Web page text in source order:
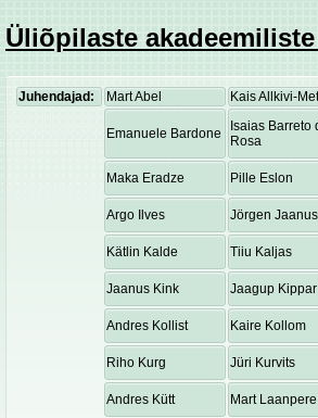
Üliõpilaste
Juhendajad: Mart Abel Kais Allkivi-
Emanuele Bardone
Isaias Barreto
Rosa
Maka Eradze Pille Eslon
Argo Ilves Jörgen Jaanus
Kätlin Kalde Tiiu Kaljas
Jaanus Kink Jaagup Kippar
Andres Kollist Kaire Kollom
Riho Kurg Jüri Kurvits
Andres Kütt Mart Laanpere